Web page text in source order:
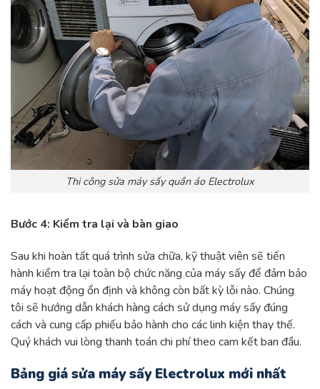
Thi công sửa máy sấy quần áo Electrolux
Bước 4: Kiểm tra lại và bàn giao
Sau khi hoàn tất quá trình sửa chữa, kỹ thuật viên sẽ tiến
hành kiểm tra lại toàn bộ chức năng của máy sấy để đảm bảo
máy hoạt động ổn định và không còn bất kỳ lỗi nào. Chúng
tôi sẽ hướng dẫn khách hàng cách sử dụng máy sấy đúng
cách và cung cấp phiếu bảo hành cho các linh kiện thay thế.
Quý khách vui lòng thanh toán chi phí theo cam kết ban đầu.
Bảng giá sửa máy sấy Electrolux mới nhất